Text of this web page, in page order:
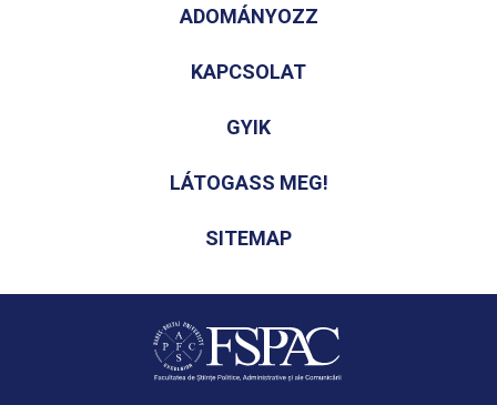
ADOMÁNYOZZ
KAPCSOLAT
GYIK
LÁTOGASS MEG!
SITEMAP